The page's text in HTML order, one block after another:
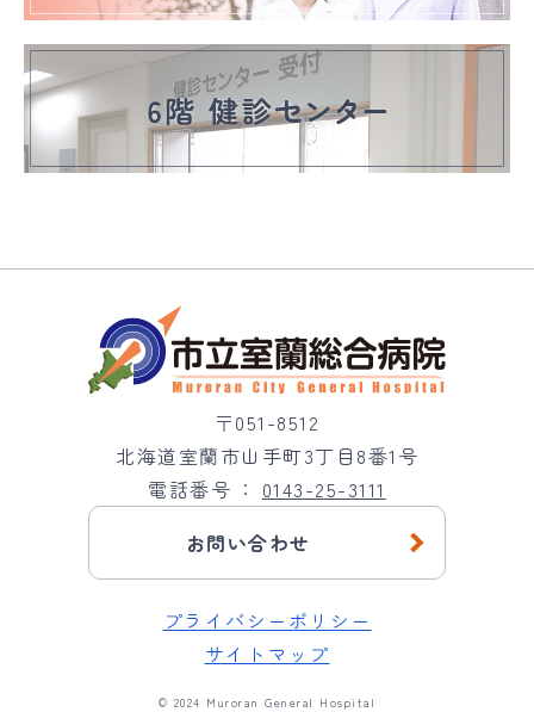
〒051-8512
北海道室蘭市山手町3丁目8番1号
電話番号
0143-25-3111
お問い合わせ
プライバシーポリシー
サイトマップ
© 2024 Muroran General Hospital